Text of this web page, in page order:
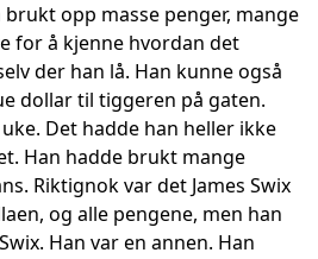
opp masse penger, mange
for å kjenne hvordan det
der han lå. Han kunne også
dollar til tiggeren på gaten.
Det hadde han heller ikke
Han hadde brukt mange
Riktignok var det James Swix
og alle pengene, men han
Han var en annen. Han